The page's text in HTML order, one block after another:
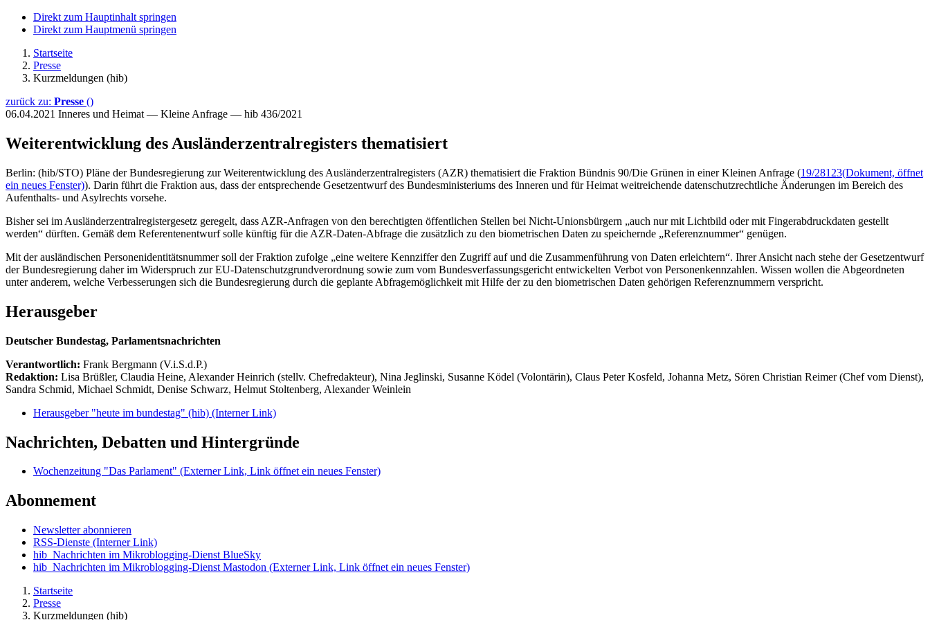
Direkt zum Hauptinhalt springen
Direkt zum Hauptmenü springen
Startseite
Presse
Kurzmeldungen (hib)
zurück zu: Presse ()
06.04.2021 Inneres und Heimat — Kleine Anfrage — hib 436/2021
Weiterentwicklung des Ausländerzentralregisters thematisiert
Berlin: (hib/STO) Pläne der Bundesregierung zur Weiterentwicklung des Ausländerzentralregisters (AZR) thematisiert die Fraktion Bündnis 90/Die Grünen in einer Kleinen Anfrage (19/28123(Dokument, öffnet
ein neues Fenster)). Darin führt die Fraktion aus, dass der entsprechende Gesetzentwurf des Bundesministeriums des Inneren und für Heimat weitreichende datenschutzrechtliche Änderungen im Bereich des
Aufenthalts- und Asylrechts vorsehe.
Bisher sei im Ausländerzentralregistergesetz geregelt, dass AZR-Anfragen von den berechtigten öffentlichen Stellen bei Nicht-Unionsbürgern „auch nur mit Lichtbild oder mit Fingerabdruckdaten gestellt
werden“ dürften. Gemäß dem Referentenentwurf solle künftig für die AZR-Daten-Abfrage die zusätzlich zu den biometrischen Daten zu speichernde „Referenznummer“ genügen.
Mit der ausländischen Personenidentitätsnummer soll der Fraktion zufolge „eine weitere Kennziffer den Zugriff auf und die Zusammenführung von Daten erleichtern“. Ihrer Ansicht nach stehe der Gesetzentwurf
der Bundesregierung daher im Widerspruch zur EU-Datenschutzgrundverordnung sowie zum vom Bundesverfassungsgericht entwickelten Verbot von Personenkennzahlen. Wissen wollen die Abgeordneten
unter anderem, welche Verbesserungen sich die Bundesregierung durch die geplante Abfragemöglichkeit mit Hilfe der zu den biometrischen Daten gehörigen Referenznummern verspricht.
Herausgeber
Deutscher Bundestag, Parlamentsnachrichten
Verantwortlich: Frank Bergmann (V.i.S.d.P.)
Redaktion: Lisa Brüßler, Claudia Heine, Alexander Heinrich (stellv. Chefredakteur), Nina Jeglinski, Susanne Ködel (Volontärin), Claus Peter Kosfeld, Johanna Metz, Sören Christian Reimer (Chef vom Dienst),
Sandra Schmid, Michael Schmidt, Denise Schwarz, Helmut Stoltenberg, Alexander Weinlein
Herausgeber "heute im bundestag" (hib) (Interner Link)
Nachrichten, Debatten und Hintergründe
Wochenzeitung "Das Parlament" (Externer Link, Link öffnet ein neues Fenster)
Abonnement
Newsletter abonnieren
RSS-Dienste (Interner Link)
hib_Nachrichten im Mikroblogging-Dienst BlueSky
hib_Nachrichten im Mikroblogging-Dienst Mastodon (Externer Link, Link öffnet ein neues Fenster)
Startseite
Presse
Kurzmeldungen (hib)